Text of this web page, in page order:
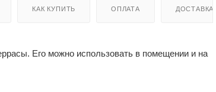
КАК КУПИТЬ ОПЛАТА ДОСТАВКА
Его можно использовать в помещении и на